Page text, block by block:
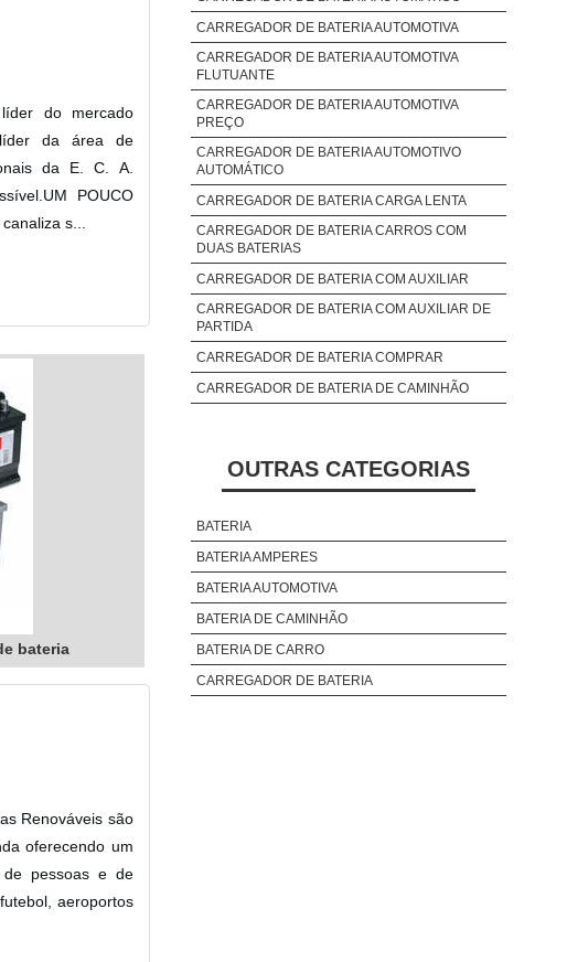
do mercado
líder da área de
da E. C. A.
POUCO
s...
bateria
Renováveis são
oferecendo um
de pessoas e de
aeroportos
CARREGADOR DE BATERIA AUTOMOTIVA
CARREGADOR DE BATERIA AUTOMOTIVA
FLUTUANTE
CARREGADOR DE BATERIA AUTOMOTIVA
PREÇO
CARREGADOR DE BATERIA AUTOMOTIVO
AUTOMÁTICO
CARREGADOR DE BATERIA CARGA LENTA
CARREGADOR DE BATERIA CARROS COM
DUAS BATERIAS
CARREGADOR DE BATERIA COM AUXILIAR
CARREGADOR DE BATERIA COM AUXILIAR DE
PARTIDA
CARREGADOR DE BATERIA COMPRAR
CARREGADOR DE BATERIA DE CAMINHÃO
OUTRAS CATEGORIAS
BATERIA
BATERIA AMPERES
BATERIA AUTOMOTIVA
BATERIA DE CAMINHÃO
BATERIA DE CARRO
CARREGADOR DE BATERIA